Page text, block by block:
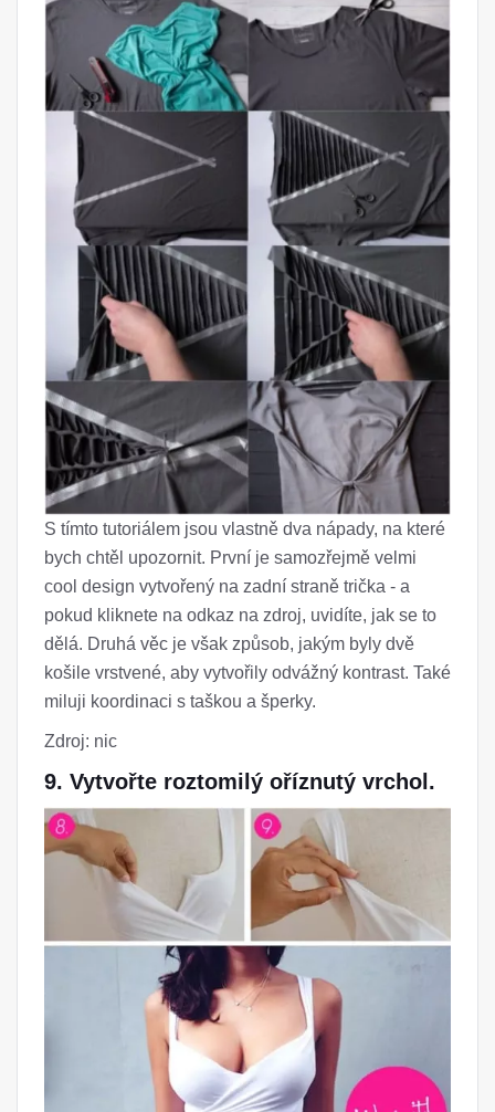
S tímto tutoriálem jsou vlastně dva nápady, na které
bych chtěl upozornit. První je samozřejmě velmi
cool design vytvořený na zadní straně trička - a
pokud kliknete na odkaz na zdroj, uvidíte, jak se to
dělá. Druhá věc je však způsob, jakým byly dvě
košile vrstvené, aby vytvořily odvážný kontrast. Také
miluji koordinaci s taškou a šperky.
Zdroj: nic
9. Vytvořte roztomilý oříznutý vrchol.